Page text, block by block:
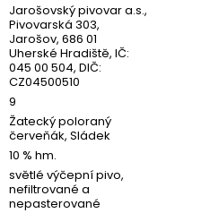
Jarošovský pivovar a.s.,
Pivovarská 303,
Jarošov, 686 01
Uherské Hradiště, IČ:
045 00 504, DIČ:
CZ04500510
9
Žatecký poloraný
červeňák, Sládek
10 % hm.
světlé výčepní pivo,
nefiltrované a
nepasterované